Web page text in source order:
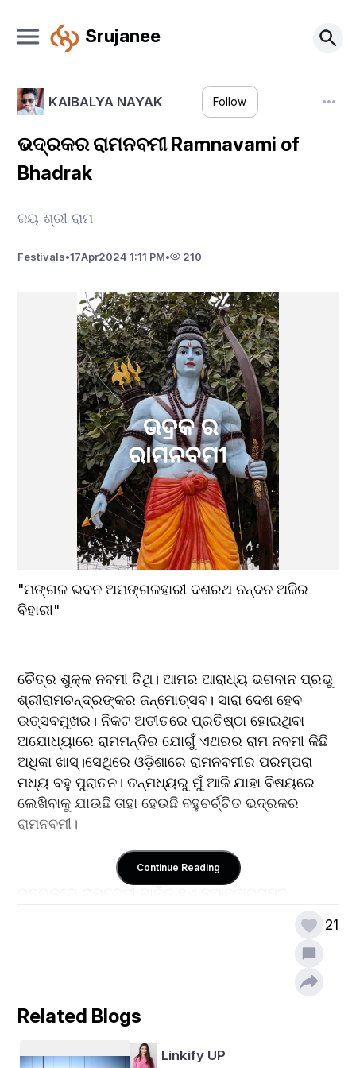
Srujanee
KAIBALYA NAYAK Follow
ଭଦ୍ରକର ରାମନବମୀ Ramnavami of
Bhadrak
ଜୟ ଶ୍ରୀ ରାମ
Festivals•17Apr2024 1:11 PM• 210
"ମଙ୍ଗଳ ଭବନ ଅମଙ୍ଗଳହାରୀ ଦଶରଥ ନନ୍ଦନ ଅଜିର
ବିହାରୀ"
ଚୈତ୍ର ଶୁକ୍ଳ ନବମୀ ତିଥି। ଆମର ଆରାଧ୍ୟ ଭଗବାନ ପ୍ରଭୁ
ଶ୍ରୀରାମଚନ୍ଦ୍ରଙ୍କର ଜନ୍ମୋତ୍ସବ। ସାରା ଦେଶ ହେବ
ଉତ୍ସବମୁଖର। ନିକଟ ଅତୀତରେ ପ୍ରତିଷ୍ଠା ହୋଇଥିବା
ଅଯୋଧ୍ୟାରେ ରାମମନ୍ଦିର ଯୋଗୁଁ ଏଥରର ରାମ ନବମୀ କିଛି
ଅଧିକା ଖାସ୍।ସେଥିରେ ଓଡ଼ିଶାରେ ରାମନବମୀର ପରମ୍ପରା
ମଧ୍ୟ ବହୁ ପୁରାତନ। ତନ୍ମଧ୍ୟରୁ ମୁଁ ଆଜି ଯାହା ବିଷୟରେ
ଲେଖିବାକୁ ଯାଉଛି ତାହା ହେଉଛି ବହୁଚର୍ଚ୍ଚିତ ଭଦ୍ରକର
ରାମନବମୀ।
ରାମନବମୀ ଆଜି ବହୁ ଚର୍ଚ୍ଚିତ ଓ ବହୁ ବିଶାଳକାୟ ଭାବରେ
ପାଳିତ ହେଉଛି।ଦିନ ଥିଲା ଗାନ୍ଧି ପଡ଼ିଆରେ ରାମନବମୀକୁ
ବିଜେପିର ପର୍ବ ରୂପରେ କୁହାଯାଉଥିଲା ହେଲେ ଆଜି ଭଦ୍ରକର
ପର୍ବରେ ସାମିଲ୍ ହେଉଛନ୍ତି ଏହାଠୁ ବଡ଼ କଣ ବା ହୋଇପାରେ।
ଅନୁଭବ ନେବାର ଅଛି ତେବେ ଥରେ ଆସନ୍ତୁ ଭଦ୍ରକ ର
Continue Reading
21
Related Blogs
Linkify UP